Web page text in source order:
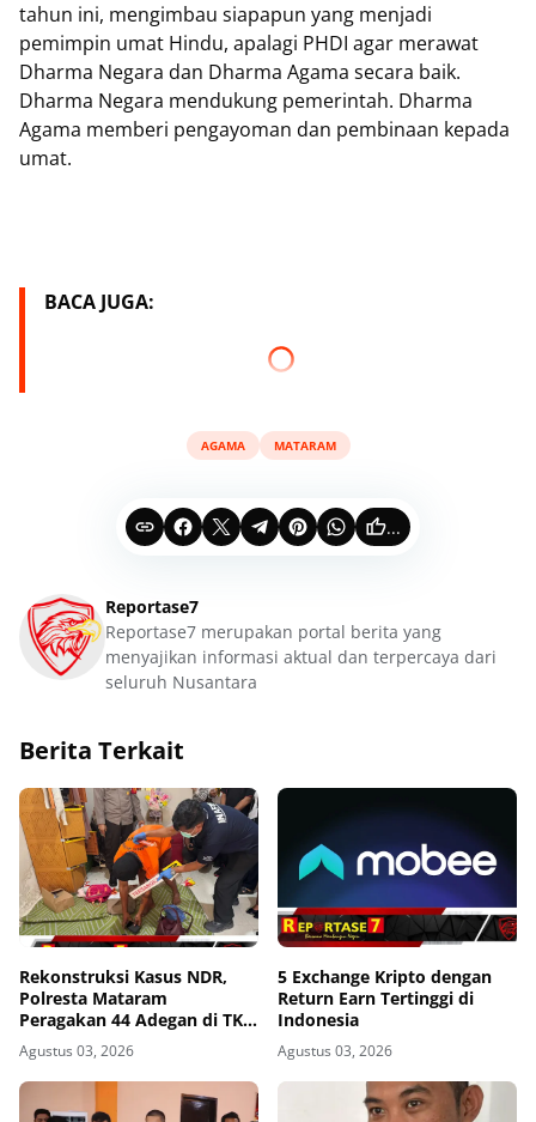
tahun ini, mengimbau siapapun yang menjadi
pemimpin umat Hindu, apalagi PHDI agar merawat
Dharma Negara dan Dharma Agama secara baik.
Dharma Negara mendukung pemerintah. Dharma
Agama memberi pengayoman dan pembinaan kepada
umat.
BACA JUGA:
AGAMA MATARAM
...
Reportase7
Reportase7 merupakan portal berita yang
menyajikan informasi aktual dan terpercaya dari
seluruh Nusantara
Berita Terkait
Rekonstruksi Kasus NDR,
Polresta Mataram
Peragakan 44 Adegan di TKP
Kos Gomong
Agustus 03, 2026
5 Exchange Kripto dengan
Return Earn Tertinggi di
Indonesia
Agustus 03, 2026